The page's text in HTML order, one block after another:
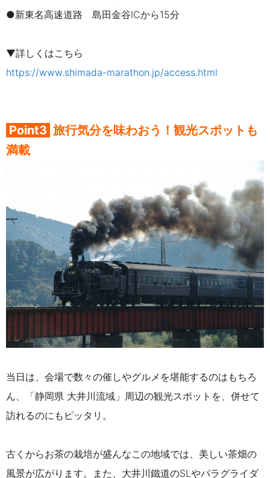
●新東名高速道路 島田金谷ICから15分
▼詳しくはこちら
https://www.shimada-marathon.jp/access.html
Point3 旅行気分を味わおう！観光スポットも
満載
当日は、会場で数々の催しやグルメを堪能するのはもちろ
ん、「静岡県 大井川流域」周辺の観光スポットを、併せて
訪れるのにもピッタリ。
古くからお茶の栽培が盛んなこの地域では、美しい茶畑の
風景が広がります。また、大井川鐵道のSLやパラグライダ